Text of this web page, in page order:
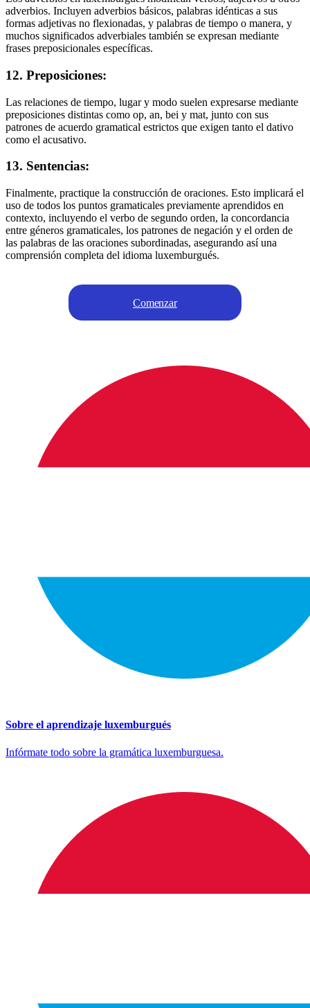
adverbios. Incluyen adverbios básicos, palabras idénticas a sus
formas adjetivas no flexionadas, y palabras de tiempo o manera, y
muchos significados adverbiales también se expresan mediante
frases preposicionales específicas.
12. Preposiciones:
Las relaciones de tiempo, lugar y modo suelen expresarse mediante
preposiciones distintas como op, an, bei y mat, junto con sus
patrones de acuerdo gramatical estrictos que exigen tanto el dativo
como el acusativo.
13. Sentencias:
Finalmente, practique la construcción de oraciones. Esto implicará el
uso de todos los puntos gramaticales previamente aprendidos en
contexto, incluyendo el verbo de segundo orden, la concordancia
entre géneros gramaticales, los patrones de negación y el orden de
las palabras de las oraciones subordinadas, asegurando así una
comprensión completa del idioma luxemburgués.
Comenzar
Sobre el aprendizaje luxemburgués
Infórmate todo sobre la gramática luxemburguesa.